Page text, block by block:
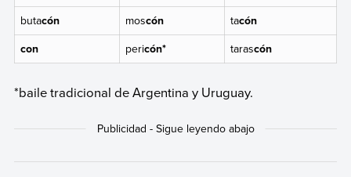
butacón moscón tacón
con
pericón* tarascón
*baile tradicional de Argentina y Uruguay.